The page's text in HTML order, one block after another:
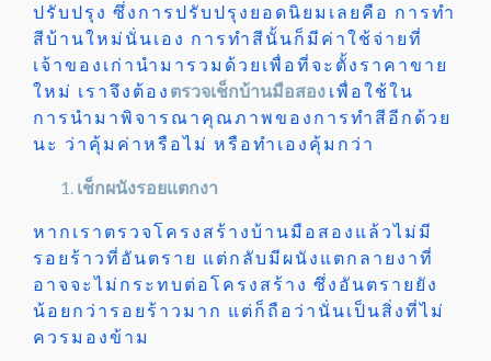
ปรับปรุง ซึ่งการปรับปรุงยอดนิยมเลยคือ การทำ
สีบ้านใหม่นั่นเอง การทำสีนั้นก็มีค่าใช้จ่ายที่
เจ้าของเก่านำมารวมด้วยเพื่อที่จะตั้งราคาขาย
ใหม่ เราจึงต้อง ตรวจเช็กบ้านมือสอง เพื่อใช้ใน
การนำมาพิจารณาคุณภาพของการทำสีอีกด้วย
นะ ว่าคุ้มค่าหรือไม่ หรือทำเองคุ้มกว่า
เช็กผนังรอยแตกงา
หากเราตรวจโครงสร้างบ้านมือสองแล้วไม่มี
รอยร้าวที่อันตราย แต่กลับมีผนังแตกลายงาที่
อาจจะไม่กระทบต่อโครงสร้าง ซึ่งอันตรายยัง
น้อยกว่ารอยร้าวมาก แต่ก็ถือว่านั่นเป็นสิ่งที่ไม่
ควรมองข้าม